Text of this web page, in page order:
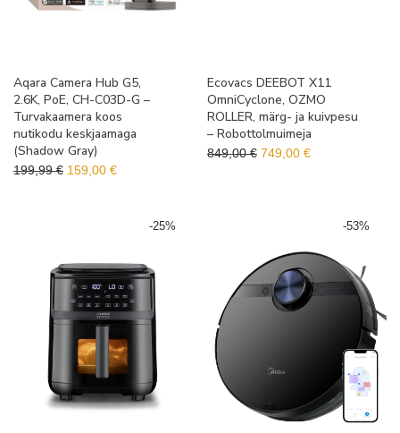
Aqara Camera Hub G5,
2.6K, PoE, CH-C03D-G –
Turvakaamera koos
nutikodu keskjaamaga
(Shadow Gray)
199,99€ Algne hind oli: 199,99 €.
159,00 €Praegune hind on: 159,00 €.
Ecovacs DEEBOT X11
OmniCyclone, OZMO
ROLLER, märg- ja kuivpesu
– Robottolmuimeja
849,00€ Algne hind oli: 849,00 €.
749,00 €Praegune hind
-25% -53%